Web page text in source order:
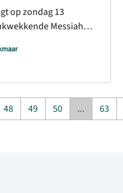
op zondag 13
Messiah
belooft dit een
en emotie te worden.
48 49 50 ... 63